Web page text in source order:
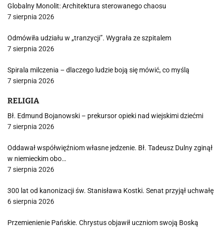
Globalny Monolit: Architektura sterowanego chaosu
7 sierpnia 2026
Odmówiła udziału w „tranzycji”. Wygrała ze szpitalem
7 sierpnia 2026
Spirala milczenia – dlaczego ludzie boją się mówić, co myślą
7 sierpnia 2026
RELIGIA
Bł. Edmund Bojanowski – prekursor opieki nad wiejskimi dziećmi
7 sierpnia 2026
Oddawał współwięźniom własne jedzenie. Bł. Tadeusz Dulny zginął
w niemieckim obo…
7 sierpnia 2026
300 lat od kanonizacji św. Stanisława Kostki. Senat przyjął uchwałę
6 sierpnia 2026
Przemienienie Pańskie. Chrystus objawił uczniom swoją Boską